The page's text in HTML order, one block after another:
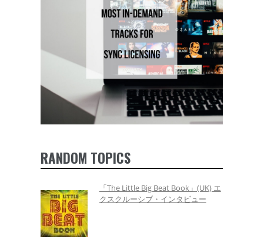
RANDOM TOPICS
「The Little Big Beat Book」(UK) エ
クスクルーシブ・インタビュー